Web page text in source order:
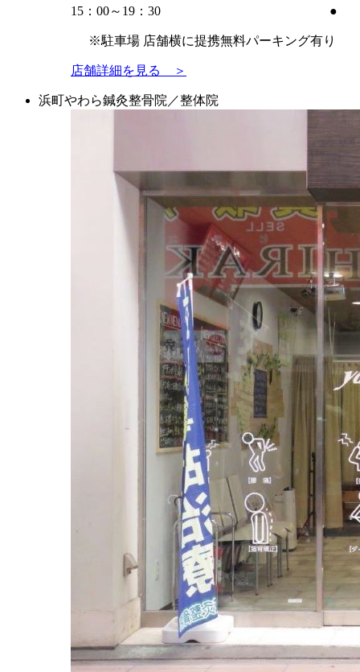
15：00～19 ：30 ●
※駐車場 店舗横に提携無料パーキング有り
店舗詳細を見る ＞
浜町やわら鍼灸整骨院／整体院